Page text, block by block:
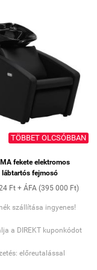
TÖBBET OLCSÓBBAN
fekete elektromos
lábtartós fejmosó
Ft + ÁFA (395 000 Ft)
szállítása ingyenes!
a DIREKT kuponkódot
előreutalással